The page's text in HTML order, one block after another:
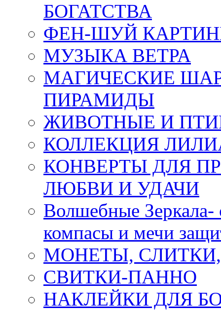
БОГАТСТВА
ФЕН-ШУЙ
МУЗЫКА ВЕТРА
МАГИЧЕСКИЕ
ПИРАМИДЫ
ЖИВОТНЫЕ И
КОЛЛЕКЦИЯ
КОНВЕРТЫ ДЛЯ
ЛЮБВИ И УДАЧИ
Волшебные Зеркала-
компасы и мечи
МОНЕТЫ,
СВИТКИ-ПАННО
НАКЛЕЙКИ ДЛЯ